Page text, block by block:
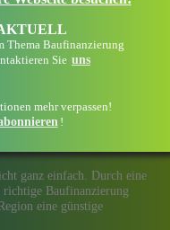
ganz einfach. Durch eine
Baufinanzierung
eine günstige
Thema Baufinanzierung
Sie uns
mehr verpassen!
!